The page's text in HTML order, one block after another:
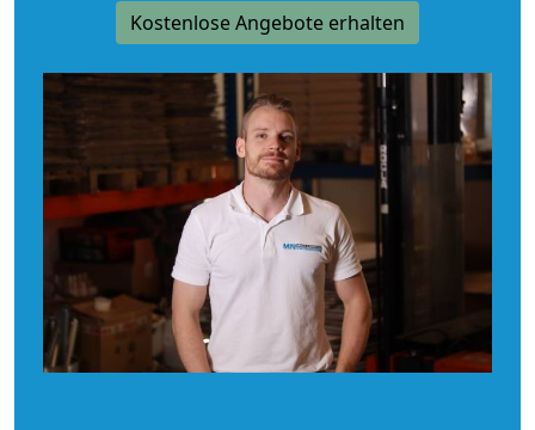
Kostenlose Angebote erhalten